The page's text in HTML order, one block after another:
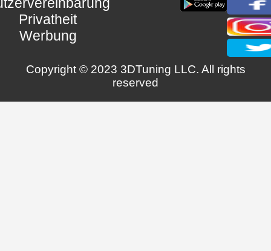
Privatheit
Werbung
Copyright © 2023 3DTuning LLC. All rights
reserved